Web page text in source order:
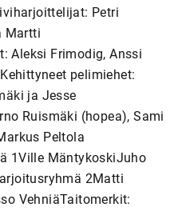
Petri
Martti
Aleksi Frimodig, Anssi
pelimiehet:
ja Jesse
Ruismäki (hopea), Sami
Peltola
1Ville MäntykoskiJuho
2Matti
VehniäTaitomerkit: